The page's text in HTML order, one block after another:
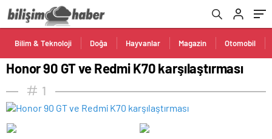
Bilim & Teknoloji Doğa Hayvanlar Magazin Otomobil
Honor 90 GT ve Redmi K70 karşılaştırması
1